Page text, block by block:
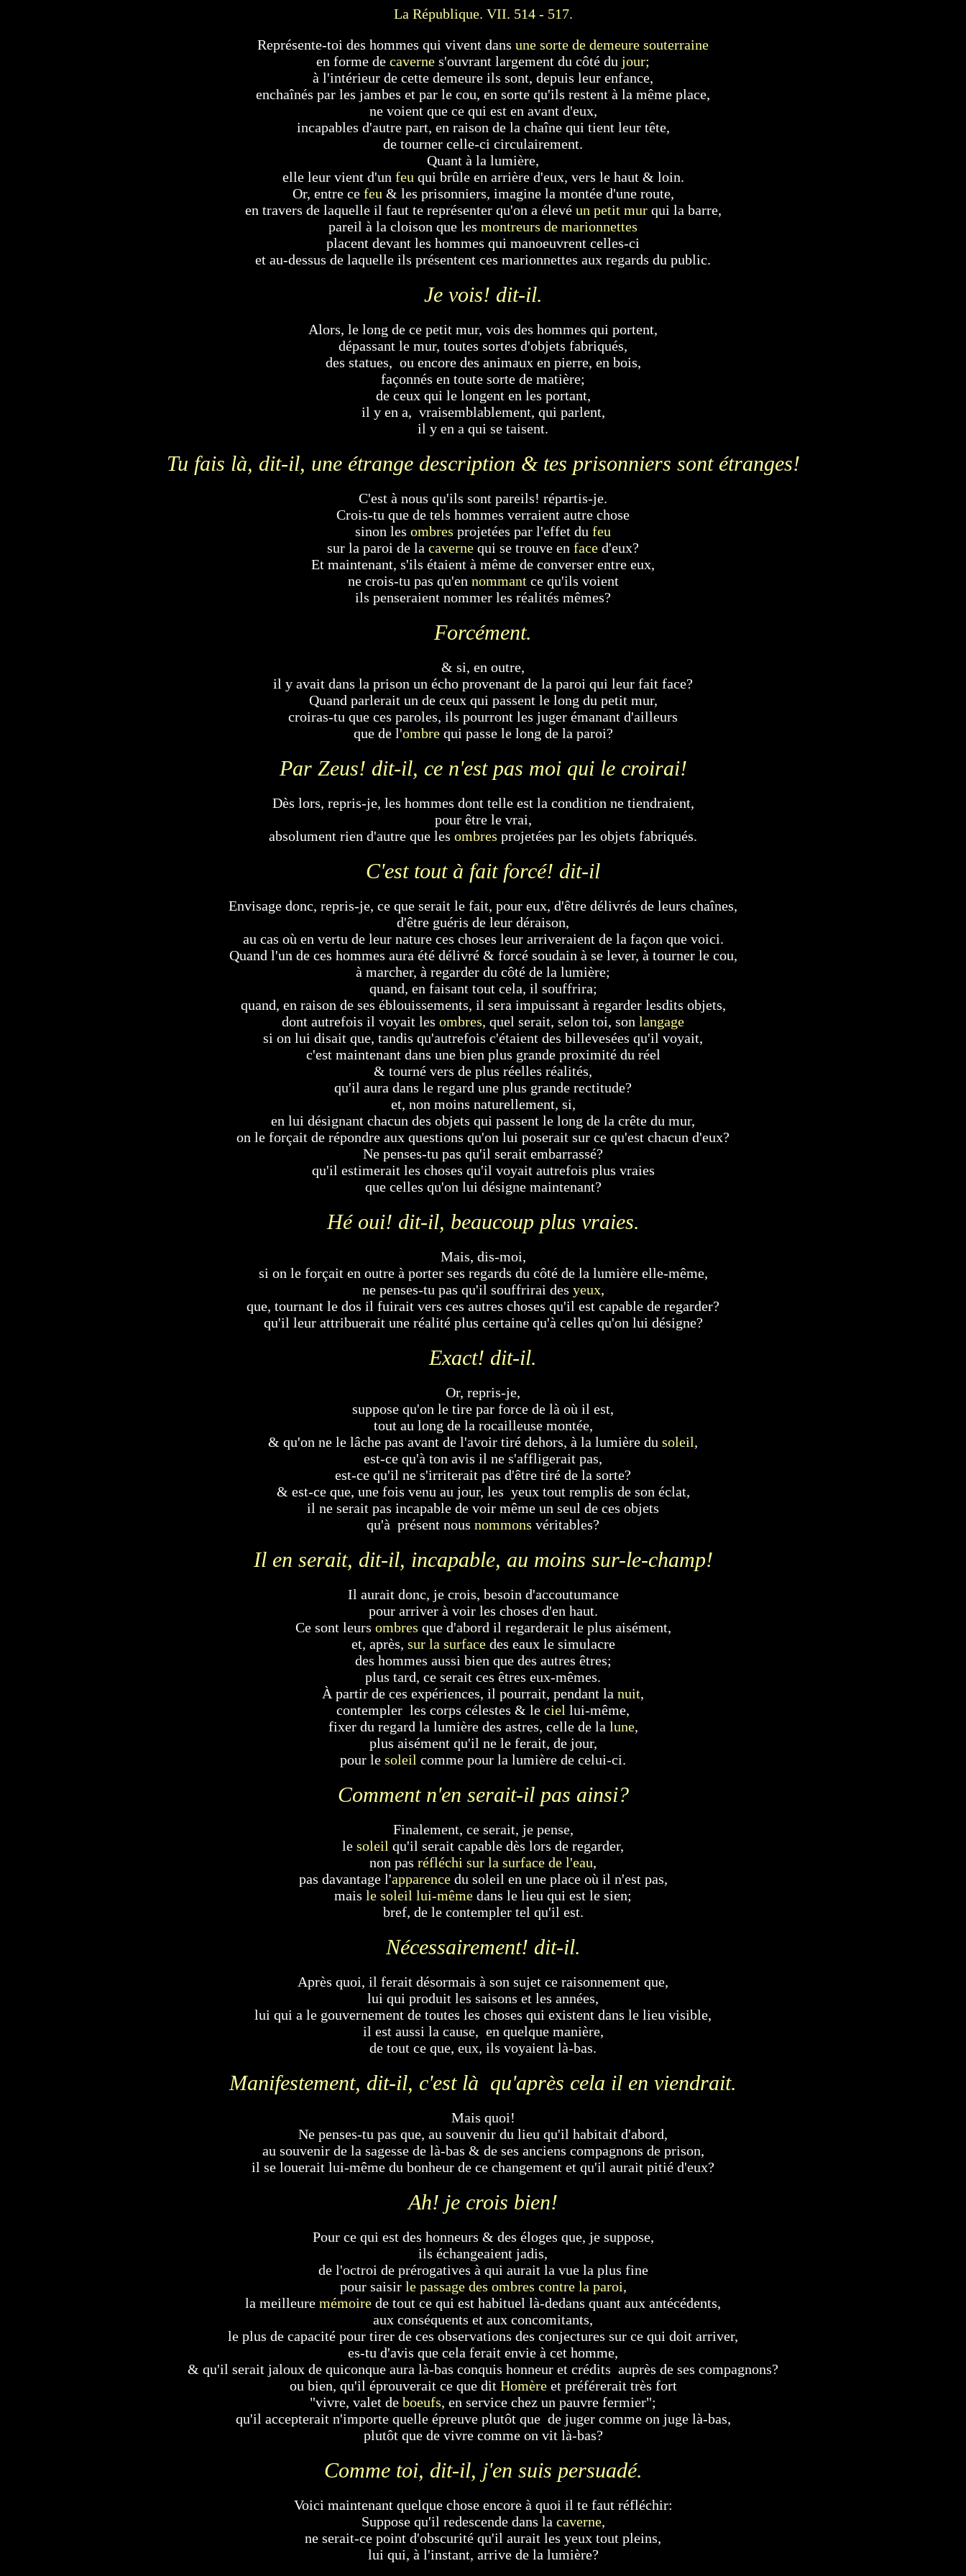
La République. VII. 514 - 517.
Représente-toi des hommes qui vivent dans une sorte de demeure souterraine
en forme de caverne s'ouvrant largement du côté du jour;
à l'intérieur de cette demeure ils sont, depuis leur enfance,
enchaînés par les jambes et par le cou, en sorte qu'ils restent à la même place,
ne voient que ce qui est en avant d'eux,
incapables d'autre part, en raison de la chaîne qui tient leur tête,
de tourner celle-ci circulairement.
Quant à la lumière,
elle leur vient d'un feu qui brûle en arrière d'eux, vers le haut & loin.
Or, entre ce feu & les prisonniers, imagine la montée d'une route,
en travers de laquelle il faut te représenter qu'on a élevé un petit murqui la barre,
pareil à la cloison que les montreurs de marionnettes
placent devant les hommes qui manoeuvrent celles-ci
et au-dessus de laquelle ils présentent ces marionnettes aux regards du public.
Je vois! dit-il.
Alors, le long de ce petit mur, vois des hommes qui portent,
dépassant le mur, toutes sortes d'objets fabriqués,
des statues, ou encore des animaux en pierre, en bois,
façonnés en toute sorte de matière;
de ceux qui le longent en les portant,
il y en a, vraisemblablement, qui parlent,
il y en a qui se taisent.
Tu fais là, dit-il, une étrange description & tes prisonniers sont étranges!
C'est à nous qu'ils sont pareils! répartis-je.
Crois-tu que de tels hommes verraient autre chose
sinon les ombres projetées par l'effet du feu
sur la paroi de la caverne qui se trouve en face d'eux?
Et maintenant, s'ils étaient à même de converser entre eux,
ne crois-tu pas qu'en nommantce qu'ils voient
ils penseraient nommer les réalités mêmes?
Forcément.
& si, en outre,
il y avait dans la prison un écho provenant de la paroi qui leur fait face?
Quand parlerait un de ceux qui passent le long du petit mur,
croiras-tu que ces paroles, ils pourront les juger émanant d'ailleurs
que de l'ombrequi passe le long de la paroi?
Par Zeus! dit-il, ce n'est pas moi qui le croirai!
Dès lors, repris-je, les hommes dont telle est la condition ne tiendraient,
pour être le vrai,
absolument rien d'autre que les ombres projetées par les objets fabriqués.
C'est tout à fait forcé! dit-il
Envisage donc, repris-je, ce que serait le fait, pour eux, d'être délivrés de leurs chaînes,
d'être guéris de leur déraison,
au cas où en vertu de leur nature ces choses leur arriveraient de la façon que voici.
Quand l'un de ces hommes aura été délivré & forcé soudain à se lever, à tourner le cou,
à marcher, à regarder du côté de la lumière;
quand, en faisant tout cela, il souffrira;
quand, en raison de ses éblouissements, il sera impuissant à regarder lesdits objets,
dont autrefois il voyait les ombres, quel serait, selon toi, son langage
si on lui disait que, tandis qu'autrefois c'étaient des billevesées qu'il voyait,
c'est maintenant dans une bien plus grande proximité du réel
& tourné vers de plus réelles réalités,
qu'il aura dans le regard une plus grande rectitude?
et, non moins naturellement, si,
en lui désignant chacun des objets qui passent le long de la crête du mur,
on le forçait de répondre aux questions qu'on lui poserait sur ce qu'est chacun d'eux?
Ne penses-tu pas qu'il serait embarrassé?
qu'il estimerait les choses qu'il voyait autrefois plus vraies
que celles qu'on lui désigne maintenant?
Hé oui! dit-il, beaucoup plus vraies.
Mais, dis-moi,
si on le forçait en outre à porter ses regards du côté de la lumière elle-même,
ne penses-tu pas qu'il souffrirai des yeux,
que, tournant le dos il fuirait vers ces autres choses qu'il est capable de regarder?
qu'il leur attribuerait une réalité plus certaine qu'à celles qu'on lui désigne?
Exact! dit-il.
Or, repris-je,
suppose qu'on le tire par force de là où il est,
tout au long de la rocailleuse montée,
& qu'on ne le lâche pas avant de l'avoir tiré dehors, à la lumière du soleil,
est-ce qu'à ton avis il ne s'affligerait pas,
est-ce qu'il ne s'irriterait pas d'être tiré de la sorte?
& est-ce que, une fois venu au jour, les yeux tout remplis de son éclat,
il ne serait pas incapable de voir même un seul de ces objets
qu'à présent nous nommons véritables?
Il en serait, dit-il, incapable, au moins sur-le-champ!
Il aurait donc, je crois, besoin d'accoutumance
pour arriver à voir les choses d'en haut.
Ce sont leurs ombres que d'abord il regarderait le plus aisément,
et, après, sur la surfacedes eaux le simulacre
des hommes aussi bien que des autres êtres;
plus tard, ce serait ces êtres eux-mêmes.
À partir de ces expériences, il pourrait, pendant la nuit,
contempler les corps célestes & le ciel lui-même,
fixer du regard la lumière des astres, celle de la lune,
plus aisément qu'il ne le ferait, de jour,
pour le soleil comme pour la lumière de celui-ci.
Comment n'en serait-il pas ainsi?
Finalement, ce serait, je pense,
le soleil qu'il serait capable dès lors de regarder,
non pas réfléchi sur la surface de l'eau,
pas davantage l'apparencedu soleil en une place où il n'est pas,
mais le soleil lui-même dans le lieu qui est le sien;
bref, de le contempler tel qu'il est.
Nécessairement! dit-il.
Après quoi, il ferait désormais à son sujet ce raisonnement que,
lui qui produit les saisons et les années,
lui qui a le gouvernement de toutes les choses qui existent dans le lieu visible,
il est aussi la cause, en quelque manière,
de tout ce que, eux, ils voyaient là-bas.
Manifestement, dit-il, c'est là qu'après cela il en viendrait.
Mais quoi!
Ne penses-tu pas que, au souvenir du lieu qu'il habitait d'abord,
au souvenir de la sagesse de là-bas & de ses anciens compagnons de prison,
il se louerait lui-même du bonheur de ce changement et qu'il aurait pitié d'eux?
Ah! je crois bien!
Pour ce qui est des honneurs & des éloges que, je suppose,
ils échangeaient jadis,
de l'octroi de prérogatives à qui aurait la vue la plus fine
pour saisirle passage des ombres contre la paroi,
la meilleure mémoire de tout ce qui est habituel là-dedans quant aux antécédents,
aux conséquents et aux concomitants,
le plus de capacité pour tirer de ces observations des conjectures sur ce qui doit arriver,
es-tu d'avis que cela ferait envie à cet homme,
& qu'il serait jaloux de quiconque aura là-bas conquis honneur et crédits auprès de ses compagnons?
ou bien, qu'il éprouverait ce que dit Homèreet préférerait très fort
"vivre, valet de boeufs, en service chez un pauvre fermier";
qu'il accepterait n'importe quelle épreuve plutôt que de juger comme on juge là-bas,
plutôt que de vivre comme on vit là-bas?
Comme toi, dit-il, j'en suis persuadé.
Voici maintenant quelque chose encore à quoi il te faut réfléchir:
Suppose qu'il redescende dans la caverne,
ne serait-ce point d'obscurité qu'il aurait les yeux tout pleins,
lui qui, à l'instant, arrive de la lumière?